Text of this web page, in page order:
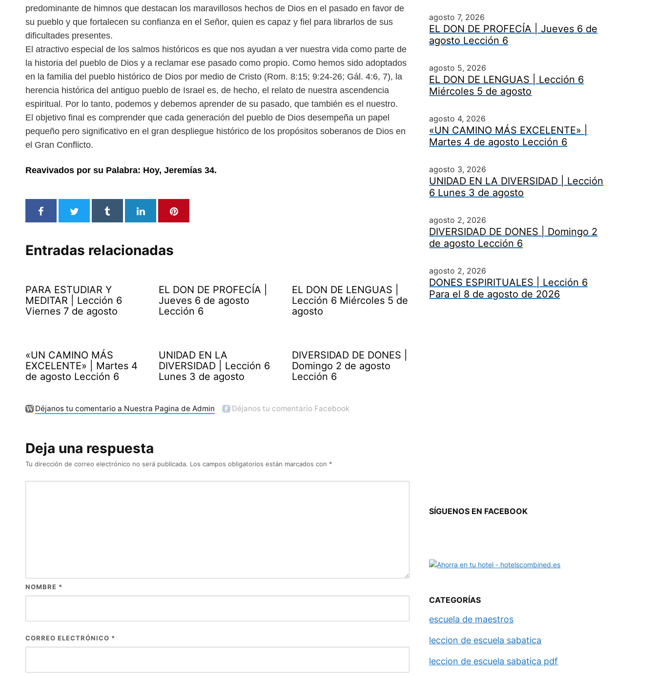
predominante de himnos que destacan los maravillosos hechos de Dios en el pasado en favor de
su pueblo y que fortalecen su confianza en el Señor, quien es capaz y fiel para librarlos de sus
dificultades presentes.
El atractivo especial de los salmos históricos es que nos ayudan a ver nuestra vida como parte de
la historia del pueblo de Dios y a reclamar ese pasado como propio. Como hemos sido adoptados
en la familia del pueblo histórico de Dios por medio de Cristo (Rom. 8:15; 9:24-26; Gál. 4:6, 7), la
herencia histórica del antiguo pueblo de Israel es, de hecho, el relato de nuestra ascendencia
espiritual. Por lo tanto, podemos y debemos aprender de su pasado, que también es el nuestro.
El objetivo final es comprender que cada generación del pueblo de Dios desempeña un papel
pequeño pero significativo en el gran despliegue histórico de los propósitos soberanos de Dios en
el Gran Conflicto.
Reavivados por su Palabra: Hoy, Jeremías 34.
Entradas relacionadas
PARA ESTUDIAR Y
MEDITAR | Lección 6
Viernes 7 de agosto
EL DON DE PROFECÍA |
Jueves 6 de agosto
Lección 6
EL DON DE LENGUAS |
Lección 6 Miércoles 5 de
agosto
«UN CAMINO MÁS
EXCELENTE» | Martes 4
de agosto Lección 6
UNIDAD EN LA
DIVERSIDAD | Lección 6
Lunes 3 de agosto
DIVERSIDAD DE DONES |
Domingo 2 de agosto
Lección 6
Déjanos tu comentario a Nuestra Pagina de Admin Déjanos tu comentario Facebook
Deja una respuesta
Tu dirección de correo electrónico no será publicada. Los campos obligatorios están marcados con *
NOMBRE *
CORREO ELECTRÓNICO *
agosto 7, 2026
EL DON DE PROFECÍA | Jueves 6 de
agosto Lección 6
agosto 5, 2026
EL DON DE LENGUAS | Lección 6
Miércoles 5 de agosto
agosto 4, 2026
«UN CAMINO MÁS EXCELENTE» |
Martes 4 de agosto Lección 6
agosto 3, 2026
UNIDAD EN LA DIVERSIDAD | Lección
6 Lunes 3 de agosto
agosto 2, 2026
DIVERSIDAD DE DONES | Domingo 2
de agosto Lección 6
agosto 2, 2026
DONES ESPIRITUALES | Lección 6
Para el 8 de agosto de 2026
SÍGUENOS EN FACEBOOK
CATEGORÍAS
escuela de maestros
leccion de escuela sabatica
leccion de escuela sabatica pdf